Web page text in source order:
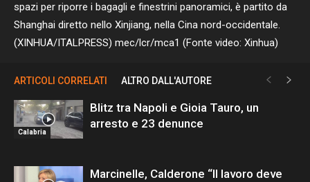
spazi per riporre i bagagli e finestrini panoramici, è partito da
Shanghai diretto nello Xinjiang, nella Cina nord-occidentale.
(XINHUA/ITALPRESS) mec/lcr/mca1 (Fonte video: Xinhua)
ARTICOLI CORRELATI ALTRO DALL'AUTORE
Calabria
Blitz tra Napoli e Gioia Tauro, un
arresto e 23 denunce
Marcinelle, Calderone “Il lavoro deve